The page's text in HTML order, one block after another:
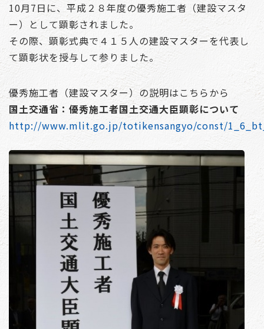
10月7日に、平成２８年度の優秀施工者（建設マスタ
ー）として顕彰されました。
その際、顕彰式典で４１５人の建設マスターを代表し
て顕彰状を授与して参りました。
優秀施工者（建設マスター）の説明はこちらから
国土交通省：優秀施工者国土交通大臣顕彰について
http://www.mlit.go.jp/totikensangyo/const/